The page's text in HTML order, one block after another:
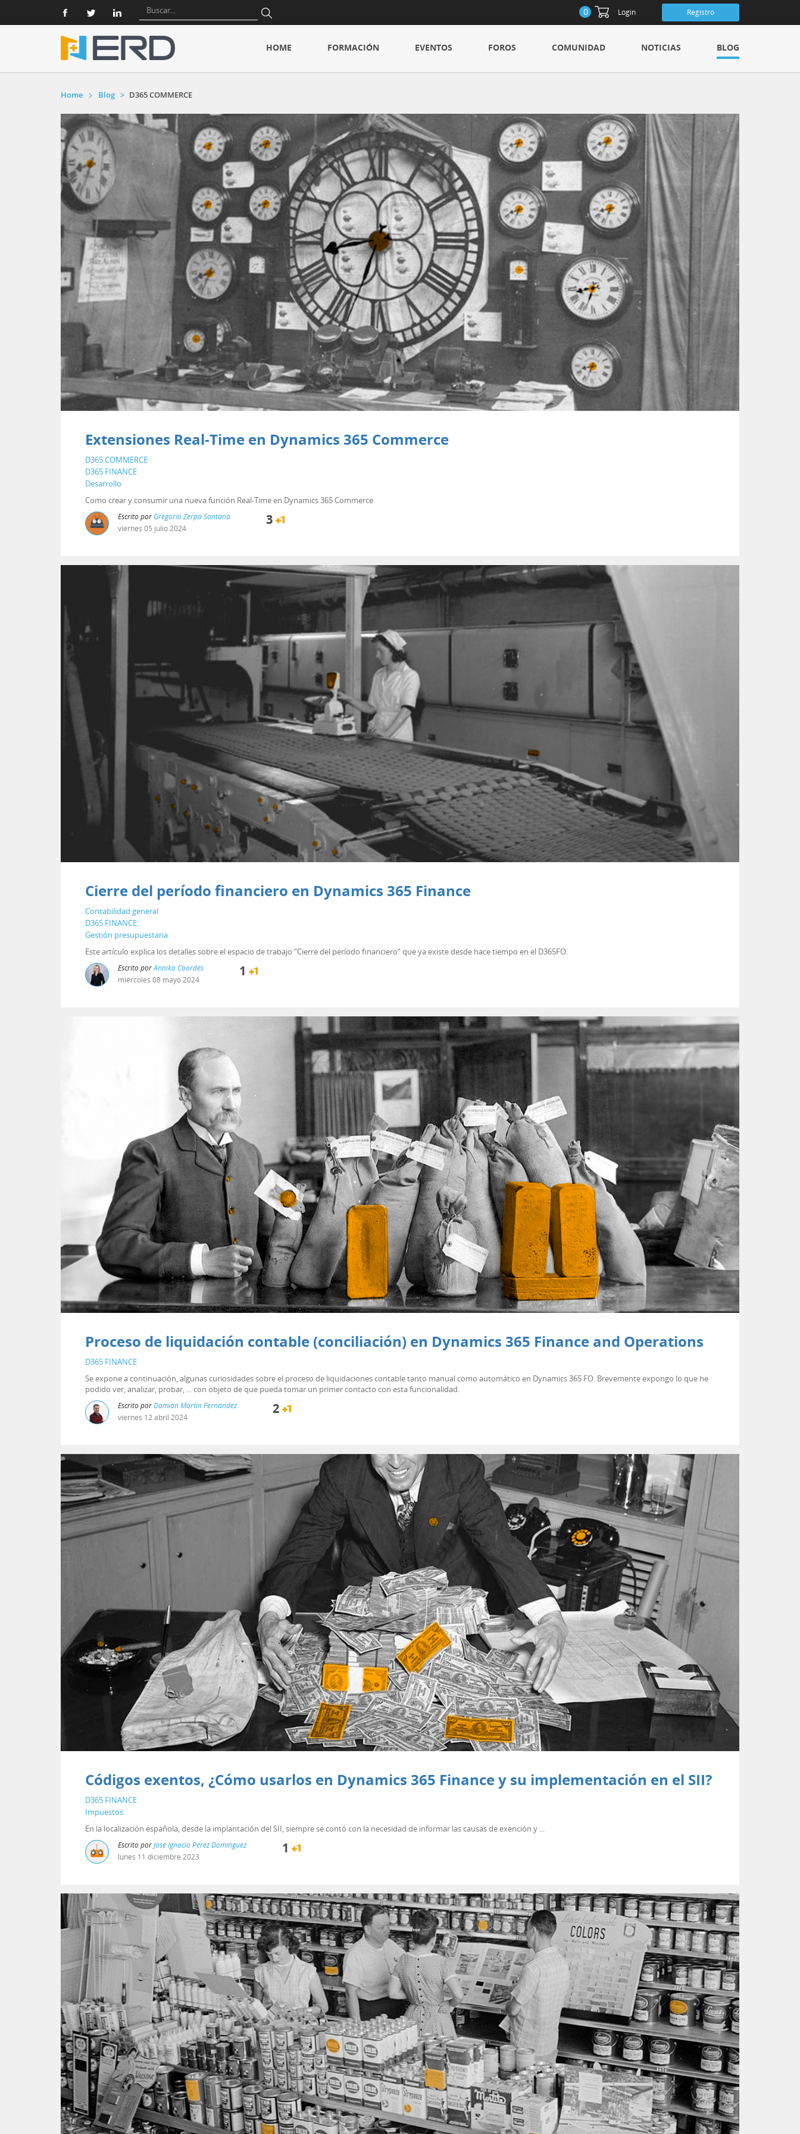
0 Login Registro
HOME FORMACIÓN EVENTOS FOROS COMUNIDAD NOTICIAS BLOG
Home Blog D365 COMMERCE
Extensiones Real-Time en Dynamics 365 Commerce
D365 COMMERCE
D365 FINANCE
Desarrollo
Como crear y consumir una nueva función Real-Time en Dynamics 365 Commerce
Escrito por Gregorio Zerpa Santana
viernes 05 julio2024
3
Cierre del período financiero en Dynamics 365 Finance
Contabilidad general
D365 FINANCE
Gestión presupuestaria
Este artículo explica los detalles sobre el espacio de trabajo “Cierre del período financiero” que ya existe desde hace tiempo en el D365FO.
Escrito porAnnika Coordes
miércoles 08 mayo2024
1
Proceso de liquidación contable (conciliación) en Dynamics 365 Finance and Operations
D365 FINANCE
Se expone a continuación, algunas curiosidades sobre el proceso de liquidaciones contable tanto manual como automático en Dynamics 365 FO. Brevemente expongo lo que he
podido ver, analizar, probar, ... con objeto de que pueda tomar un primer contacto con esta funcionalidad.
Escrito porDamián Martin Fernández
viernes 12abril 2024
2
Códigos exentos, ¿Cómo usarlos en Dynamics 365 Finance y su implementación en el SII?
D365 FINANCE
Impuestos
En la localización española, desde la implantación del SII, siempre se contó con la necesidad de informar las causas de exención y ...
Escrito porJosé Ignacio Pérez Domínguez
lunes 11 diciembre 2023
1